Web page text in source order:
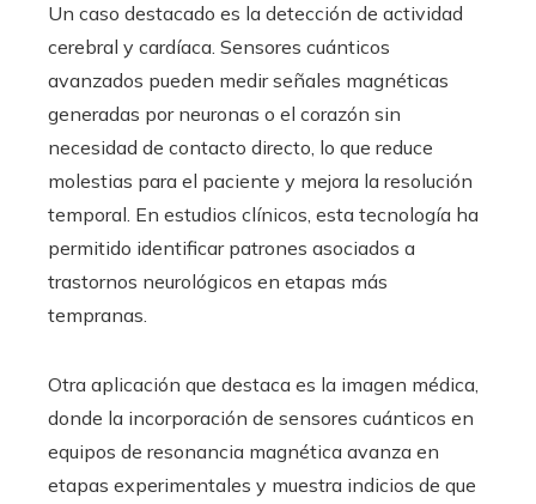
Un caso destacado es la detección de actividad
cerebral y cardíaca. Sensores cuánticos
avanzados pueden medir señales magnéticas
generadas por neuronas o el corazón sin
necesidad de contacto directo, lo que reduce
molestias para el paciente y mejora la resolución
temporal. En estudios clínicos, esta tecnología ha
permitido identificar patrones asociados a
trastornos neurológicos en etapas más
tempranas.
Otra aplicación que destaca es la imagen médica,
donde la incorporación de sensores cuánticos en
equipos de resonancia magnética avanza en
etapas experimentales y muestra indicios de que